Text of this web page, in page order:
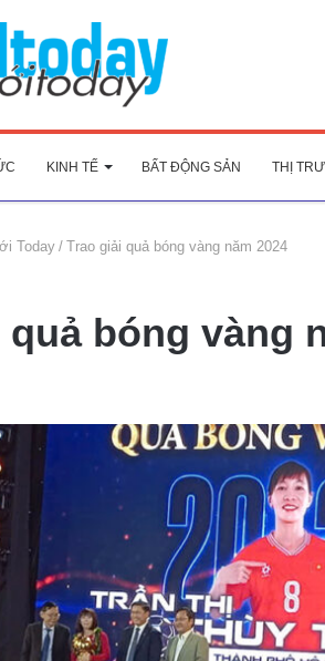
KINH TẾ BẤT ĐỘNG SẢN THỊ
Today/ Trao giải quả bóng vàng năm 2024
bóng vàng